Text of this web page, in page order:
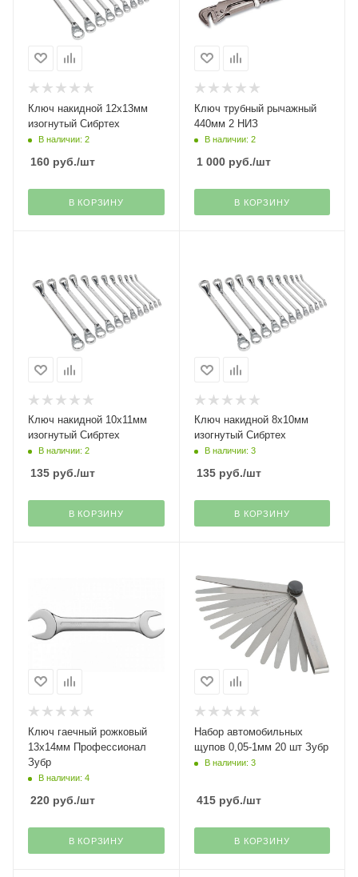
Ключ накидной 12х13мм
изогнутый Сибртех
В наличии: 2
160 руб./шт
В КОРЗИНУ
Ключ трубный рычажный
440мм 2 НИЗ
В наличии: 2
1 000руб./шт
В КОРЗИНУ
Ключ накидной 10х11мм
изогнутый Сибртех
В наличии: 2
135 руб./шт
В КОРЗИНУ
Ключ накидной 8х10мм
изогнутый Сибртех
В наличии: 3
135руб./шт
В КОРЗИНУ
Ключ гаечный рожковый
13х14мм Профессионал
Зубр
В наличии: 4
220 руб./шт
В КОРЗИНУ
Набор автомобильных
щупов 0,05-1мм 20 шт Зубр
В наличии: 3
415руб./шт
В КОРЗИНУ